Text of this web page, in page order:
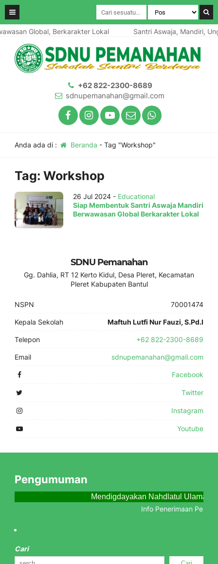
Global, Berkarakter Lokal Santri Aswaja, Mandiri,
+62 822-2300-8689
sdnupemanahan@gmail.com
Anda ada di : Beranda - Tag "Workshop"
Tag: Workshop
26 Jul 2024 - Educational
Siap Membentuk Santri Aswaja Mandiri
Berwawasan Global Berkarakter Lokal
SDNU Pemanahan
Gg. Dahlia, RT 12 Kerto Kidul, Desa Pleret, Kecamatan
Pleret Kabupaten Bantul
NSPN 70001474
Kepala Sekolah Maftuh Lutfi Nur Fauzi, S.Pd.I
Telepon +62 822-2300-8689
Email sdnupemanahan@gmail.com
Facebook
Twitter
Instagram
Youtube
Pengumuman
Mendigdayakan Nahdlatul Ulama
Info Penerimaan
Cari